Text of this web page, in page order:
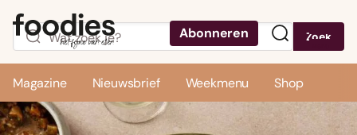
Abonneren Zoek
Magazine Nieuwsbrief Weekmenu Shop